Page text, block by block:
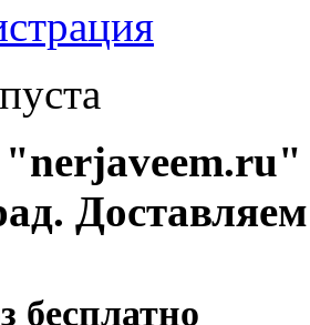
пуста
бесплатно